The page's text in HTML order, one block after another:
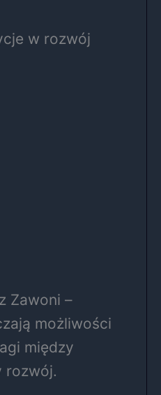
w rozwój
Zawoni –
możliwości
między
rozwój.